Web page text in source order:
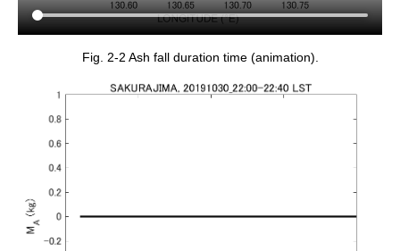
Fig. 2-2 Ash fall duration time (animation).